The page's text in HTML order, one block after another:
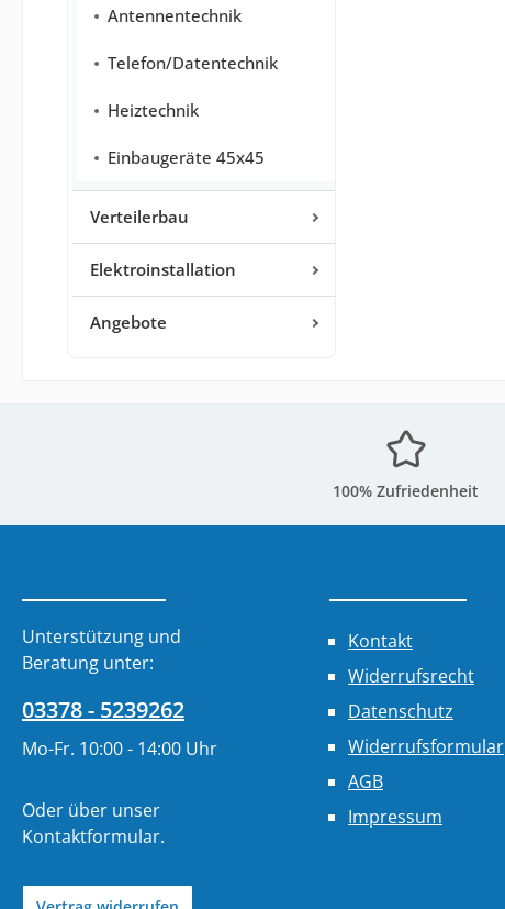
Antennentechnik
Telefon/Datentechnik
Heiztechnik
Einbaugeräte 45x45
Verteilerbau
Elektroinstallation
Angebote
100% Zufriedenheit
Unterstützung und
Beratung unter:
03378 - 5239262
Mo-Fr. 10:00 - 14:00 Uhr
Oder über unser
Kontaktformular.
Kontakt
Widerrufsrecht
Datenschutz
Widerrufsformular
AGB
Impressum